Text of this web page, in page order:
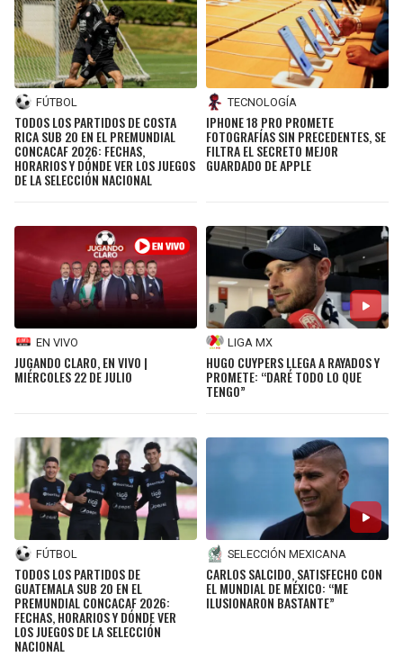
FÚTBOL
TODOS LOS PARTIDOS DE COSTA
RICA SUB 20 EN EL PREMUNDIAL
CONCACAF 2026: FECHAS,
HORARIOS Y DÓNDE VER LOS JUEGOS
DE LA SELECCIÓN NACIONAL
TECNOLOGÍA
IPHONE 18 PRO PROMETE
FOTOGRAFÍAS SIN PRECEDENTES, SE
FILTRA EL SECRETO MEJOR
GUARDADO DE APPLE
EN VIVO
JUGANDO CLARO, EN VIVO |
MIÉRCOLES 22 DE JULIO
LIGA MX
HUGO CUYPERS LLEGA A RAYADOS Y
PROMETE: “DARÉ TODO LO QUE
TENGO”
FÚTBOL
TODOS LOS PARTIDOS DE
GUATEMALA SUB 20 EN EL
PREMUNDIAL CONCACAF 2026:
FECHAS, HORARIOS Y DÓNDE VER
LOS JUEGOS DE LA SELECCIÓN
NACIONAL
SELECCIÓN MEXICANA
CARLOS SALCIDO, SATISFECHO CON
EL MUNDIAL DE MÉXICO: “ME
ILUSIONARON BASTANTE”